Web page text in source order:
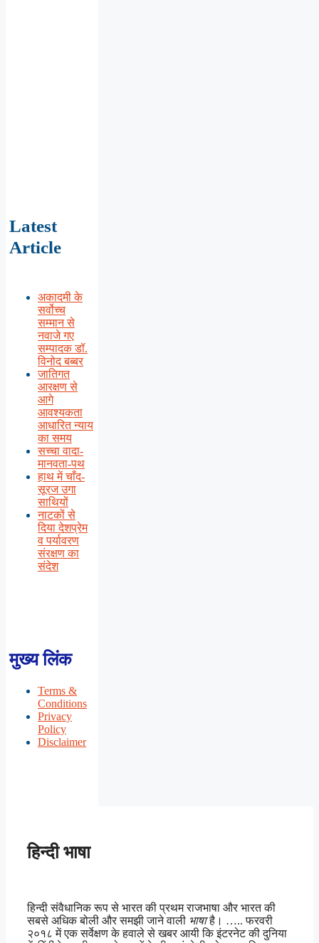
Latest
Article
अकादमी के
सर्वोच्च
सम्मान से
नवाजे गए
सम्पादक डॉ.
विनोद बब्बर
जातिगत
आरक्षण से
आगे
आवश्यकता
आधारित न्याय
का समय
सच्चा वादा-
मानवता-पथ
हाथ में चाँद-
सूरज उगा
साथियों
नाटकों से
दिया देशप्रेम
व पर्यावरण
संरक्षण का
संदेश
मुख्य लिंक
Terms &
Conditions
Privacy
Policy
Disclaimer
हिन्दी भाषा
हिन्दी संवैधानिक रूप से भारत की प्रथम राजभाषा और भारत की
सबसे अधिक बोली और समझी जाने वाली भाषाहै। ….. फरवरी
२०१८ में एक सर्वेक्षण के हवाले से खबर आयी कि इंटरनेट की दुनिया